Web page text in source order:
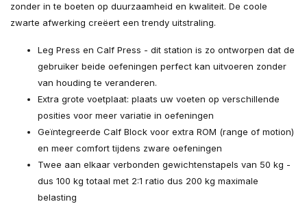
zonder in te boeten op duurzaamheid en kwaliteit. De coole
zwarte afwerking creëert een trendy uitstraling.
Leg Press en Calf Press - dit station is zo ontworpen dat de
gebruiker beide oefeningen perfect kan uitvoeren zonder
van houding te veranderen.
Extra grote voetplaat: plaats uw voeten op verschillende
posities voor meer variatie in oefeningen
Geïntegreerde Calf Block voor extra ROM (range of motion)
en meer comfort tijdens zware oefeningen
Twee aan elkaar verbonden gewichtenstapels van 50 kg -
dus 100 kg totaal met 2:1 ratio dus 200 kg maximale
belasting